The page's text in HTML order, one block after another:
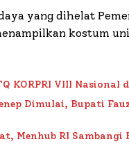
yang dihelat
kostum
KORPRI VIII Nasional
Dimulai, Bupati
Menhub RI Sambangi